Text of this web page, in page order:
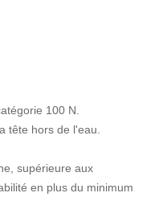
100 N.
tête hors de l'eau.
supérieure aux
en plus du minimum